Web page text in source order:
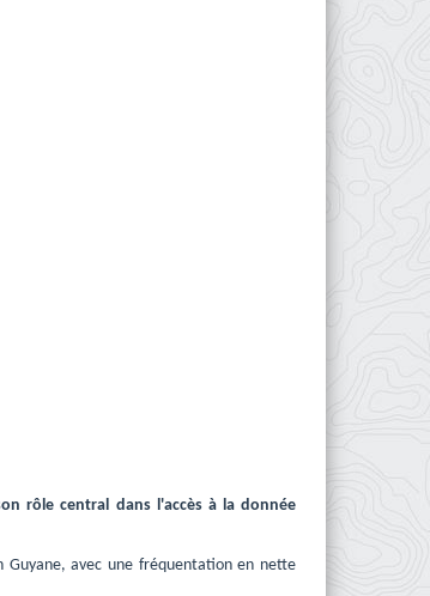
rôle central dans l'accès à la donnée
Guyane, avec une fréquentation en nette